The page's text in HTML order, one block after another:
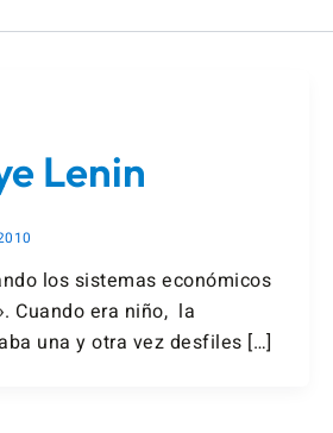
Lenin
los sistemas económicos
Cuando era niño, la
una y otra vez desfiles […]